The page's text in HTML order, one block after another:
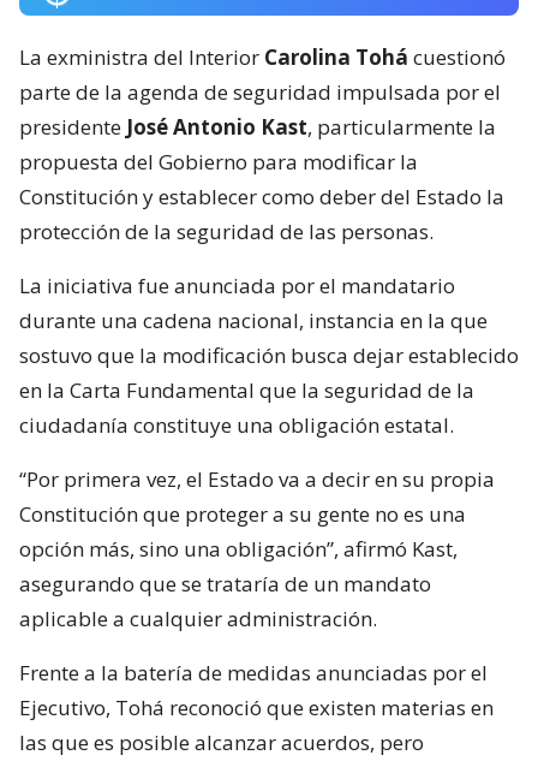
La exministra del Interior Carolina Tohá cuestionó
parte de la agenda de seguridad impulsada por el
presidente José Antonio Kast, particularmente la
propuesta del Gobierno para modificar la
Constitución y establecer como deber del Estado la
protección de la seguridad de las personas.
La iniciativa fue anunciada por el mandatario
durante una cadena nacional, instancia en la que
sostuvo que la modificación busca dejar establecido
en la Carta Fundamental que la seguridad de la
ciudadanía constituye una obligación estatal.
“Por primera vez, el Estado va a decir en su propia
Constitución que proteger a su gente no es una
opción más, sino una obligación”, afirmó Kast,
asegurando que se trataría de un mandato
aplicable a cualquier administración.
Frente a la batería de medidas anunciadas por el
Ejecutivo, Tohá reconoció que existen materias en
las que es posible alcanzar acuerdos, pero